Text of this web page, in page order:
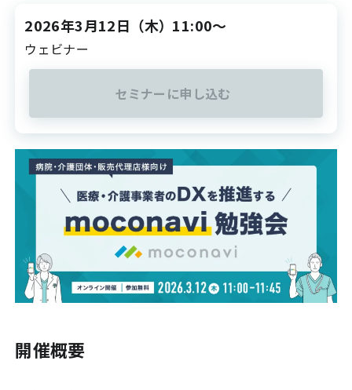
2026年3月12日 （木） 11:00～
ウェビナー
セミナーに申し込む
開催概要